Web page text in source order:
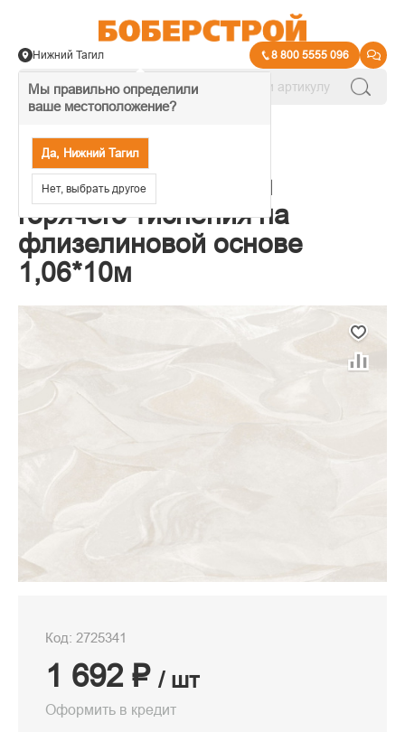
Мы правильно определили
ваше местоположение?
Да, Нижний Тагил
Нет, выбрать другое
Нижний Тагил 8 800 5555 096
Обои Erismann Peru
горячего тиснения на
флизелиновой основе
1,06*10м
Код: 2725341
1 692 ₽ / шт
Оформить в кредит